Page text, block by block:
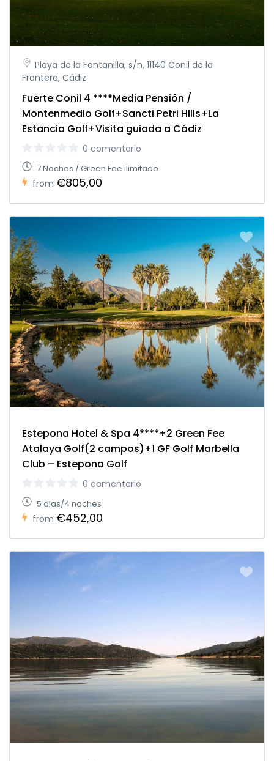
Playa de la Fontanilla, s/n, 11140 Conil de la
Frontera, Cádiz
Fuerte Conil 4 ****Media Pensión /
Montenmedio Golf+Sancti Petri Hills+La
Estancia Golf+Visita guiada a Cádiz
0 comentario
7 Noches / Green Fee ilimitado
from €805,00
Estepona Hotel & Spa 4****+2 Green Fee
Atalaya Golf(2 campos)+1 GF Golf Marbella
Club – Estepona Golf
0 comentario
5 dias/4 noches
from €452,00